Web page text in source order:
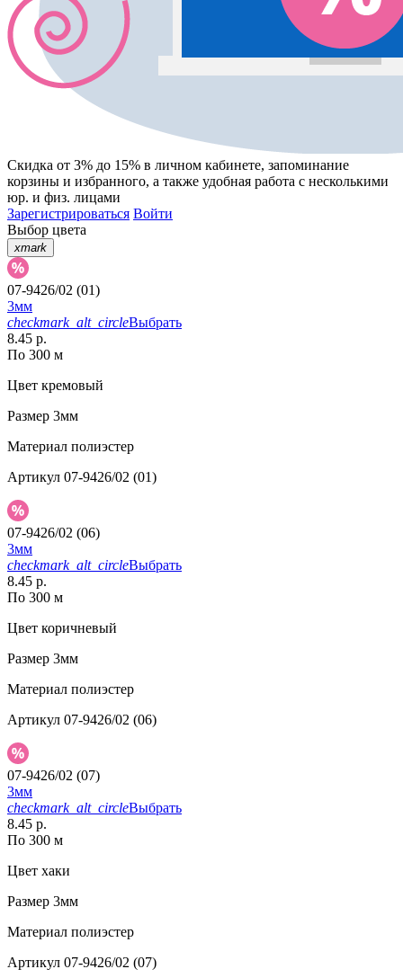
Скидка от 3% до 15% в личном кабинете, запоминание
корзины и избранного, а также удобная работа с несколькими
юр. и физ. лицами
Зарегистрироваться Войти
Выбор цвета
xmark
07-9426/02 (01)
3мм
checkmark_alt_circleВыбрать
8.45 р.
По 300 м
Цвет кремовый
Размер 3мм
Материал полиэстер
Артикул 07-9426/02 (01)
07-9426/02 (06)
3мм
checkmark_alt_circleВыбрать
8.45 р.
По 300 м
Цвет коричневый
Размер 3мм
Материал полиэстер
Артикул 07-9426/02 (06)
07-9426/02 (07)
3мм
checkmark_alt_circleВыбрать
8.45 р.
По 300 м
Цвет хаки
Размер 3мм
Материал полиэстер
Артикул 07-9426/02 (07)